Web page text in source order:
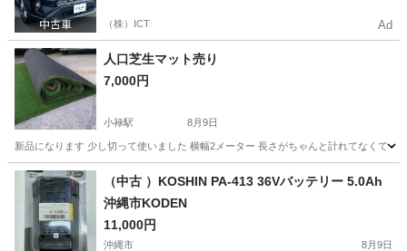
（株）ICT Ad
人口芝生マット売り
7,000円
小禄駅 8月9日
新品になります 少し切って使いました 横幅2メーター 長さがちゃんと計れてなくて
沖縄 島尻郡 小禄駅
（中古 ）KOSHIN PA-413 36Vバッテリー 5.0Ah
沖縄市KODEN
11,000円
沖縄市 8月9日